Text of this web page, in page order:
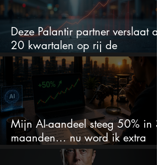
Deze Palantir partner verslaat al
20 kwartalen op rij de
verwachtingen
Mijn AI-aandeel steeg 50% in 3
maanden… nu word ik extra